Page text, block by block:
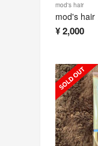
mod's hair
¥2,000